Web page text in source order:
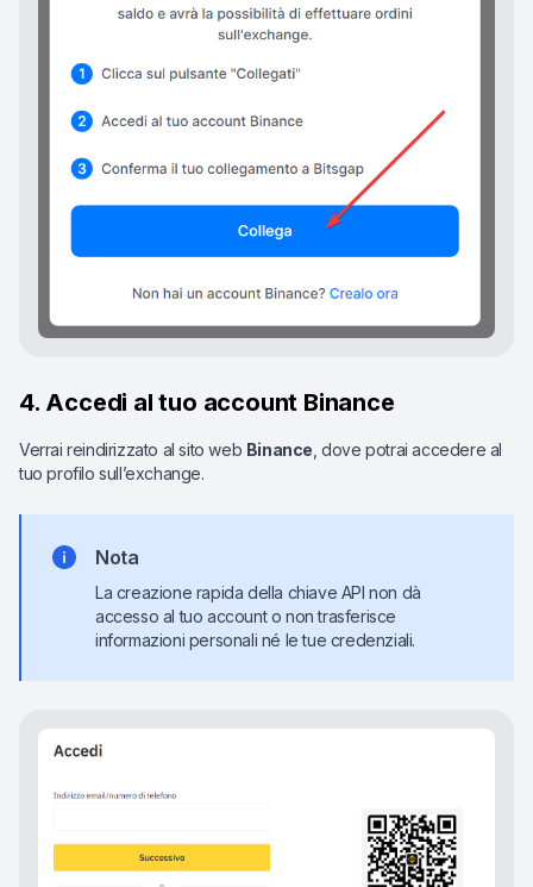
4. Accedi al tuo account Binance
Verrai reindirizzato al sito web Binance, dove potrai accedere al
tuo profilo sull’exchange.
Nota
La creazione rapida della chiave API non dà
accesso al tuo account o non trasferisce
informazioni personali né le tue credenziali.